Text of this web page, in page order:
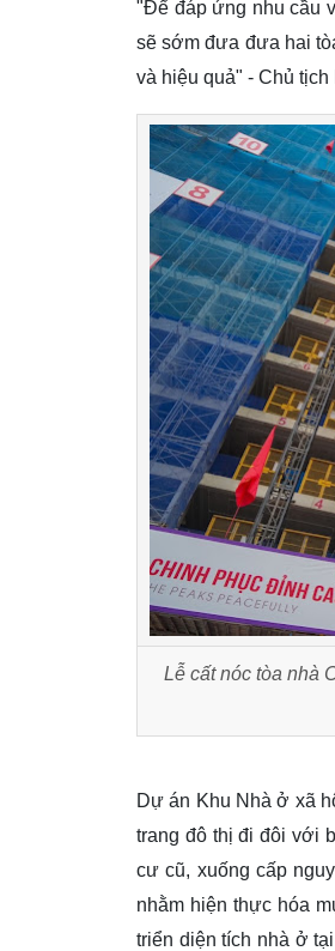
"Để đáp ứng nhu cầu
sẽ sớm đưa đưa hai
và hiệu quả" - Chủ
Lễ cất nóc tòa nhà
Dự án Khu Nhà ở xã
trang đô thị đi đôi với
cư cũ, xuống cấp
nhằm hiện thực hóa
triển diện tích nhà ở